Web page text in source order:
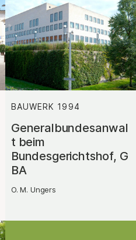
BAUWERK 1994
Generalbundesanwal
t beim
Bundesgerichtshof, G
BA
O. M. Ungers